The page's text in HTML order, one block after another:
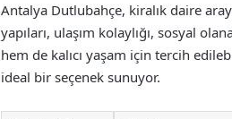
Antalya Dutlubahçe, kiralık daire
yapıları, ulaşım kolaylığı, sosyal
hem de kalıcı yaşam için tercih
ideal bir seçenek sunuyor.